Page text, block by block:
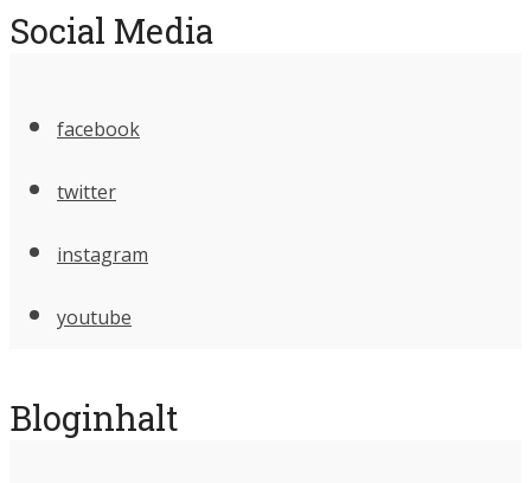
Social Media
facebook
twitter
instagram
youtube
Bloginhalt